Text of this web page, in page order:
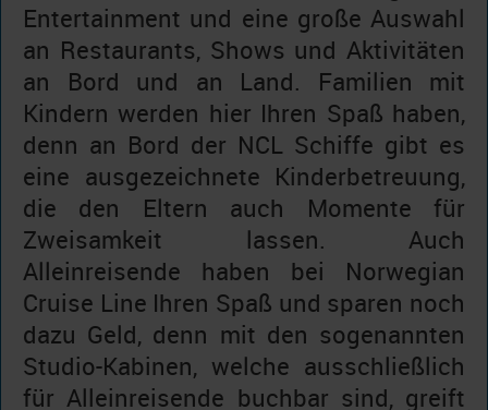
Entertainment und eine große Auswahl
an Restaurants, Shows und Aktivitäten
an Bord und an Land. Familien mit
Kindern werden hier Ihren Spaß haben,
denn an Bord der NCL Schiffe gibt es
eine ausgezeichnete Kinderbetreuung,
die den Eltern auch Momente für
Zweisamkeit lassen. Auch
Alleinreisende haben bei Norwegian
Cruise Line Ihren Spaß und sparen noch
dazu Geld, denn mit den sogenannten
Studio-Kabinen, welche ausschließlich
für Alleinreisende buchbar sind, greift